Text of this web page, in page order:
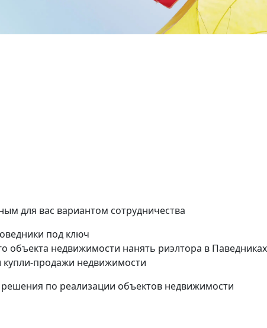
для вас вариантом сотрудничества
под ключ
объекта недвижимости нанять риэлтора в
продажи недвижимости
по реализации объектов недвижимости